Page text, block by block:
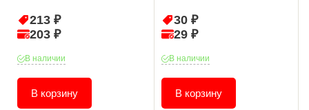
213 ₽
203 ₽
В наличии
В корзину
30 ₽
29 ₽
В наличии
В корзину